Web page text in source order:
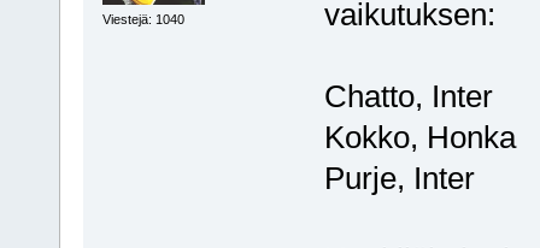
Viestejä: 1040
vaikutuksen:
Chatto, Inter
Kokko, Honka
Purje, Inter